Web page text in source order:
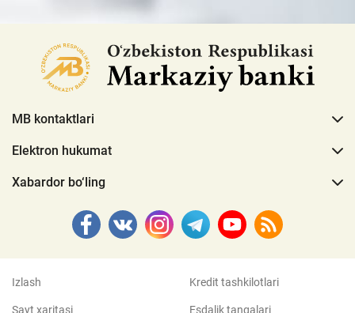
MB kontaktlari
Elektron hukumat
Xabardor bo‘ling
Izlash
Sayt xaritasi
Kredit tashkilotlari
Esdalik tangalari